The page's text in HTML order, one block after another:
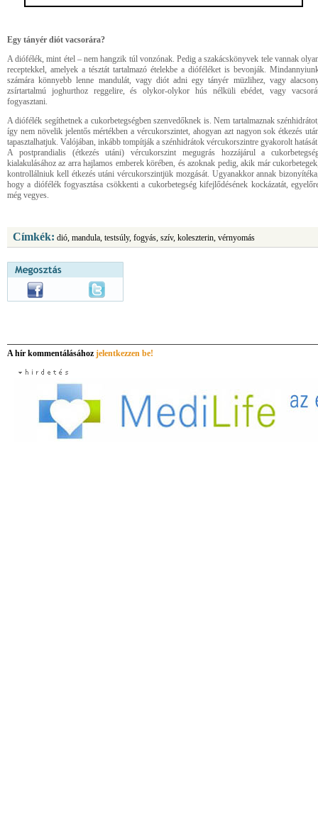
Egy tányér diót vacsorára?
A diófélék, mint étel – nem hangzik túl vonzónak. Pedig a szakácskönyvek tele vannak
receptekkel, amelyek a tésztát tartalmazó ételekbe a dióféléket is bevonják.
számára könnyebb lenne mandulát, vagy diót adni egy tányér müzlihez, vagy
zsírtartalmú joghurthoz reggelire, és olykor-olykor hús nélküli ebédet, vagy
fogyasztani.
A diófélék segíthetnek a cukorbetegségben szenvedőknek is. Nem tartalmaznak
így nem növelik jelentős mértékben a vércukorszintet, ahogyan azt nagyon sok étkezés
tapasztalhatjuk. Valójában, inkább tompítják a szénhidrátok vércukorszintre gyakorolt
A postprandialis (étkezés utáni) vércukorszint megugrás hozzájárul a
kialakulásához az arra hajlamos emberek körében, és azoknak pedig, akik már
kontrollálniuk kell étkezés utáni vércukorszintjük mozgását. Ugyanakkor annak
hogy a diófélék fogyasztása csökkenti a cukorbetegség kifejlődésének kockázatát,
még vegyes.
Címkék: dió, mandula, testsúly, fogyás, szív, koleszterin, vérnyomás
A hír kommentálásához jelentkezzen be!